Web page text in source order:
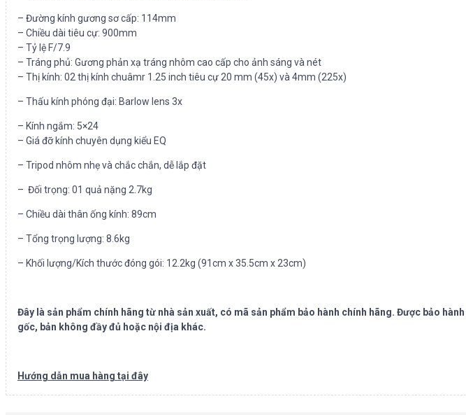
– Đường kính gương sơ cấp: 114mm
– Chiều dài tiêu cự: 900mm
– Tỷ lệ F/7.9
– Tráng phủ: Gương phản xạ tráng nhôm cao cấp cho ảnh sáng và nét
– Thị kính: 02 thị kính chuâmr 1.25 inch tiêu cự 20 mm (45x) và 4mm (225x)
– Thấu kính phóng đại: Barlow lens 3x
– Kính ngắm: 5×24
– Giá đỡ kính chuyên dụng kiểu EQ
– Tripod nhôm nhẹ và chắc chắn, dễ lắp đặt
– Đối trọng: 01 quả nặng 2.7kg
– Chiều dài thân ống kính: 89cm
– Tổng trọng lượng: 8.6kg
– Khối lượng/Kích thước đóng gói: 12.2kg (91cm x 35.5cm x 23cm)
Đây là sản phẩm chính hãng từ nhà sản xuất, có mã sản phẩm bảo hành chính hãng. Được bảo
gốc, bản không đầy đủ hoặc nội địa khác.
Hướng dẫn mua hàng tại đây